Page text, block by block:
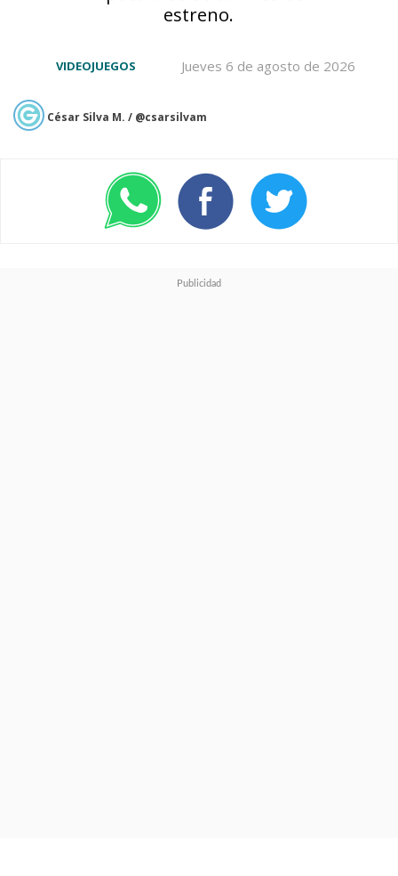
jugador tomaremos el control
de Shade, un nuevo piloto con
que debe abrirse paso por este
campeonato ilegal enfrentando
toda una galería de corredores
estreno.
Jueves 6 de agosto de 2026
VIDEOJUEGOS
César Silva M. / @csarsilvam